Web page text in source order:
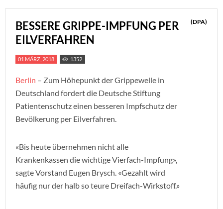
BESSERE GRIPPE-IMPFUNG PER
EILVERFAHREN
(DPA)
01 MÄRZ, 2018 1352
Berlin – Zum Höhepunkt der Grippewelle in
Deutschland fordert die Deutsche Stiftung
Patientenschutz einen besseren Impfschutz der
Bevölkerung per Eilverfahren.
«Bis heute übernehmen nicht alle
Krankenkassen die wichtige Vierfach-Impfung»,
sagte Vorstand Eugen Brysch. «Gezahlt wird
häufig nur der halb so teure Dreifach-Wirkstoff.»